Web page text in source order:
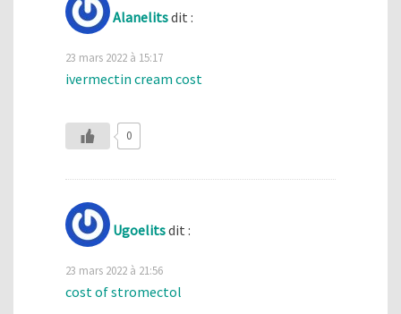
Alanelitsdit :
23 mars 2022 à 15:17
ivermectin cream cost
0
Ugoelitsdit :
23 mars 2022 à 21:56
cost of stromectol